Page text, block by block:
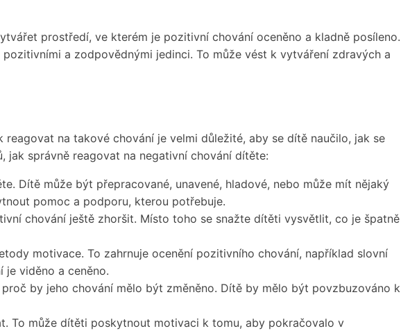
prostředí, ve kterém je pozitivní chování oceněno a kladně posíleno.
a zodpovědnými jedinci. To může vést k vytváření zdravých a
na takové chování je velmi důležité, aby se dítě naučilo, jak se
správně reagovat na negativní chování dítěte:
Dítě může být přepracované, unavené, hladové, nebo může mít nějaký
pomoc a podporu, kterou potřebuje.
chování ještě zhoršit. Místo toho se snažte dítěti vysvětlit, co je špatně
motivace. To zahrnuje ocenění pozitivního chování, například slovní
je viděno a ceněno.
by jeho chování mělo být změněno. Dítě by mělo být povzbuzováno k
To může dítěti poskytnout motivaci k tomu, aby pokračovalo v